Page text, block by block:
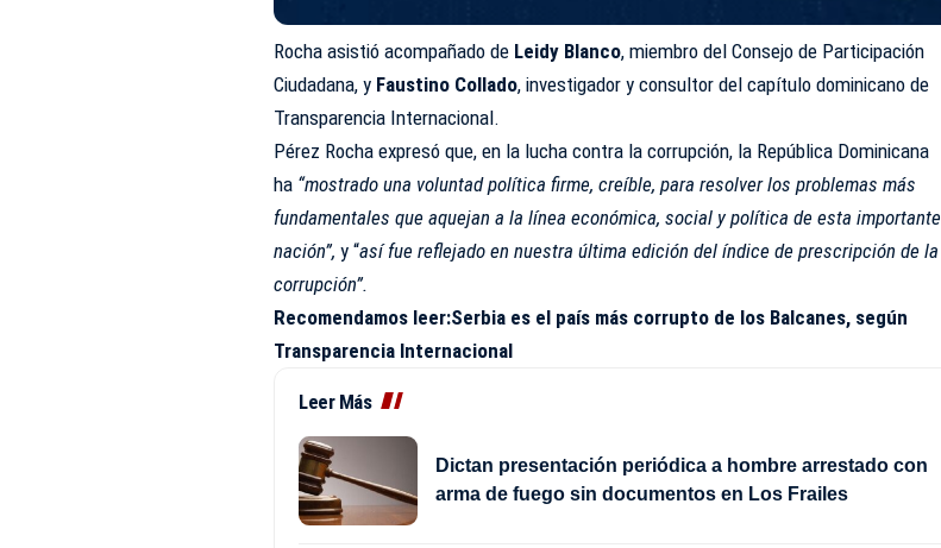
Rocha asistió acompañado de Leidy Blanco, miembro del Consejo de Participación
Ciudadana, y Faustino Collado, investigador y consultor del capítulo dominicano de
Transparencia Internacional.
Pérez Rocha expresó que, en la lucha contra la corrupción, la República Dominicana
ha “mostrado una voluntad política firme, creíble, para resolver los problemas más
fundamentales que aquejan a la línea económica, social y política de esta importante
nación”,y “así fue reflejado en nuestra última edición del índice de prescripción de la
corrupción”.
Recomendamos leer:Serbia es el país más corrupto de los Balcanes, según
Transparencia Internacional
Leer Más
Dictan presentación periódica a hombre arrestado con
arma de fuego sin documentos en Los Frailes